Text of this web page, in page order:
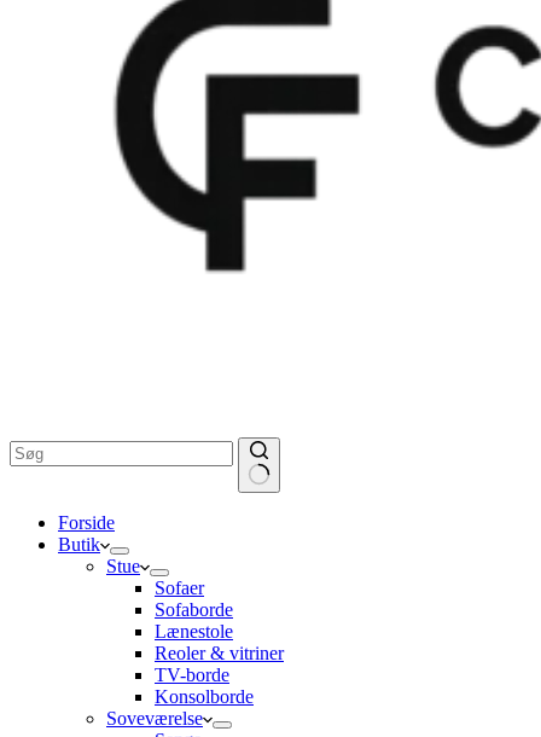
resultaterForside
Butik
Stue
Sofaer
Sofaborde
Lænestole
Reoler & vitriner
TV-borde
Konsolborde
Soveværelse